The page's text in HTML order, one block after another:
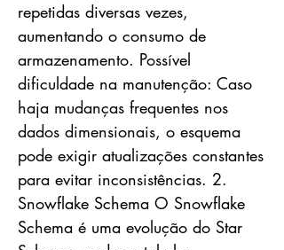
repetidas diversas vezes,
aumentando o consumo de
armazenamento. Possível
dificuldade na manutenção: Caso
haja mudanças frequentes nos
dados dimensionais, o esquema
pode exigir atualizações constantes
para evitar inconsistências. 2.
Snowflake Schema O Snowflake
Schema é uma evolução do Star